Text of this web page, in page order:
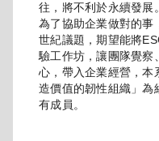
往，將不利於永續發展。
為了協助企業做對的事
世紀議題，期望能將
驗工作坊，讓團隊覺察
心，帶入企業經營，本
造價值的韌性組織」為
有成員。